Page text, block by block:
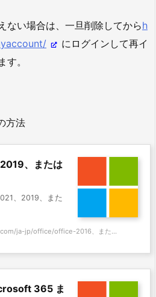
ない場合は、一旦削除してからh
にログインして再イ
。
方法
、または
、2019、また
ja-jp/office/office-2016、また...
365 ま